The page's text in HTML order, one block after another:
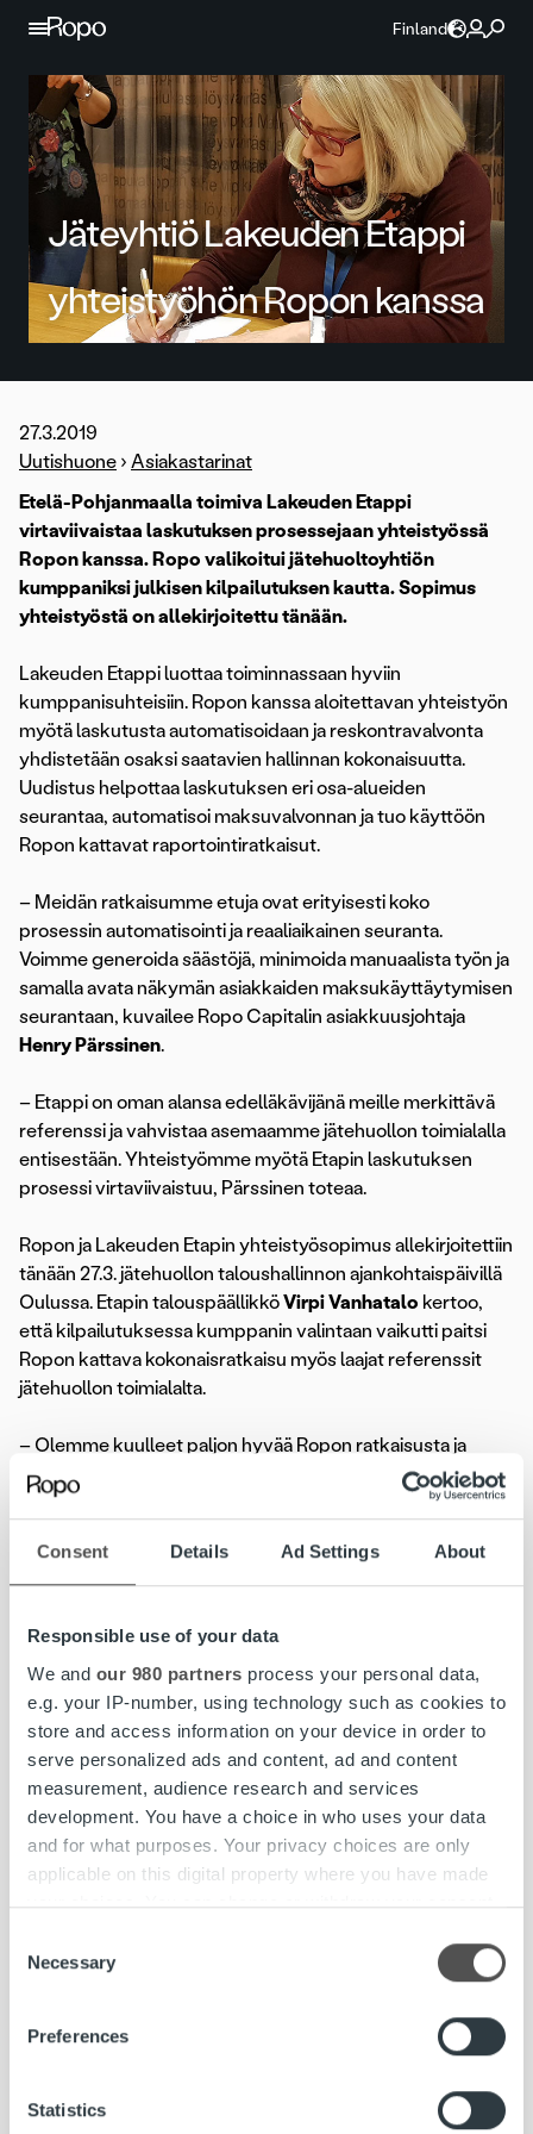
Consent Details Ad Settings About
Responsible use of your data
We and our 980 partners process your personal data,
e.g. your IP-number, using technology such as cookies to
store and access information on your device in order to
serve personalized ads and content, ad and content
measurement, audience research and services
development. You have a choice in who uses your data
and for what purposes. Your privacy choices are only
applicable on this digital property where you have made
your choices. You can change or withdraw your consent
the Privacy trigger icon.
Find out more about how your personal data is processed
and set your preferences in the
We use cookies to personalise content and ads, to
Selection
Necessary
Preferences
Statistics
Jatka sisältöön
Finland
Jäteyhtiö Lakeuden Etappi
yhteistyöhön Ropon kanssa
27.3.2019
Uutishuone › Asiakastarinat
Etelä-Pohjanmaalla toimiva Lakeuden Etappi
virtaviivaistaa laskutuksen prosessejaan yhteistyössä
Ropon kanssa. Ropo valikoitui jätehuoltoyhtiön
kumppaniksi julkisen kilpailutuksen kautta. Sopimus
yhteistyöstä on allekirjoitettu tänään.
Lakeuden Etappi luottaa toiminnassaan hyviin
kumppanisuhteisiin. Ropon kanssa aloitettavan yhteistyön
myötä laskutusta automatisoidaan ja reskontravalvonta
yhdistetään osaksi saatavien hallinnan kokonaisuutta.
Uudistus helpottaa laskutuksen eri osa-alueiden
seurantaa, automatisoi maksuvalvonnan ja tuo käyttöön
Ropon kattavat raportointiratkaisut.
– Meidän ratkaisumme etuja ovat erityisesti koko
prosessin automatisointi ja reaaliaikainen seuranta.
Voimme generoida säästöjä, minimoida manuaalista työn ja
samalla avata näkymän asiakkaiden maksukäyttäytymisen
seurantaan, kuvailee Ropo Capitalin asiakkuusjohtaja
Henry Pärssinen.
– Etappi on oman alansa edelläkävijänä meille merkittävä
referenssi ja vahvistaa asemaamme jätehuollon toimialalla
entisestään. Yhteistyömme myötä Etapin laskutuksen
prosessi virtaviivaistuu, Pärssinen toteaa.
Ropon ja Lakeuden Etapin yhteistyösopimus allekirjoitettiin
tänään 27.3. jätehuollon taloushallinnon ajankohtaispäivillä
Oulussa. Etapin talouspäällikköVirpi Vanhatalo kertoo,
että kilpailutuksessa kumppanin valintaan vaikutti paitsi
Ropon kattava kokonaisratkaisu myös laajat referenssit
jätehuollon toimialalta.
– Olemme kuulleet paljon hyvää Ropon ratkaisusta ja
tiedämme, miten kokonaisuus jätehuollon alalla toimii.
Hyvä palvelu ja referenssien kautta saatu palaute olivat
talouspäällikkö Virpi Vanhatalo.
Virpi Vanhatalo, talouspäällikkö, Lakeuden Etappi Oy, puh.
050 408 0834, virpi.vanhatalo@etappi.com
Henry Pärssinen, asiakkuusjohtaja, Ropo Capital Oy, puh.
044 783 8782, henry.parssinen@ropocapital.fi
Lakeuden Etappi Oyvastaa jätehuollon järjestämisestä
kahdeksan omistajakuntansa alueella. Osakaskuntia ovat
Alavus, Ilmajoki, Kihniö, Kuortane, Kurikka, Lapua,
Seinäjoki ja Ähtäri. Yhtiön tehtäviin kuuluu
omistajakuntiensa lakisääteinen jätehuolto: jätteenkuljetus
www.etappi.com